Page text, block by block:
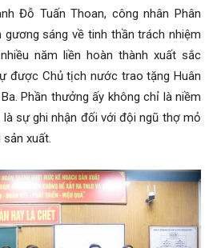
Đỗ Tuấn Thoan, công nhân Phân
sáng về tinh thần trách nhiệm
năm liền hoàn thành xuất sắc
được Chủ tịch nước trao tặng Huân
Phần thưởng ấy không chỉ là niềm
sự ghi nhận đối với đội ngũ thợ mỏ
xuất.